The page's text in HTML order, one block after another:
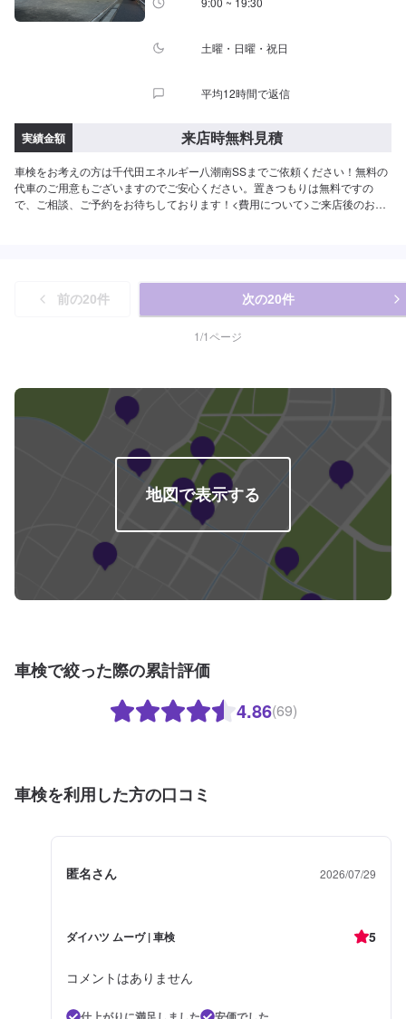
土曜・日曜・祝日
平均12時間で返信
実績金額 来店時無料見積
車検をお考えの方は千代田エネルギー八潮南SSまでご依頼ください！無料の
代車のご用意もございますのでご安心ください。置きつもりは無料ですの
で、ご相談、ご予約をお待ちしております！<費用について>ご来店後のお見
前の20件 次の20件
1/1ページ
地図で表示する
車検で絞った際の累計評価
4.86(69)
車検を利用した方の口コミ
匿名さん 2026/07/29
ダイハツ ムーヴ | 車検 5
コメントはありません